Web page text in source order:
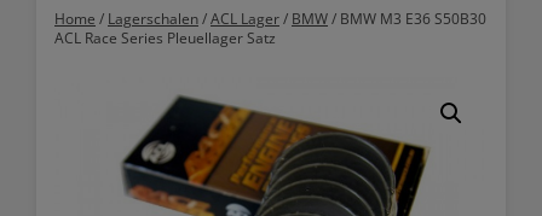
Home / Lagerschalen/ACL Lager/ BMW/ BMW M3 E36 S50B30
ACL Race Series Pleuellager Satz